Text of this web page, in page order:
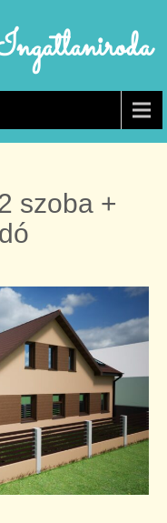
szoba +